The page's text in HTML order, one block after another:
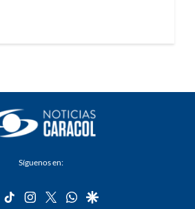
Síguenos en:
facebook
tiktok instagram
twitterwhatsapp
google